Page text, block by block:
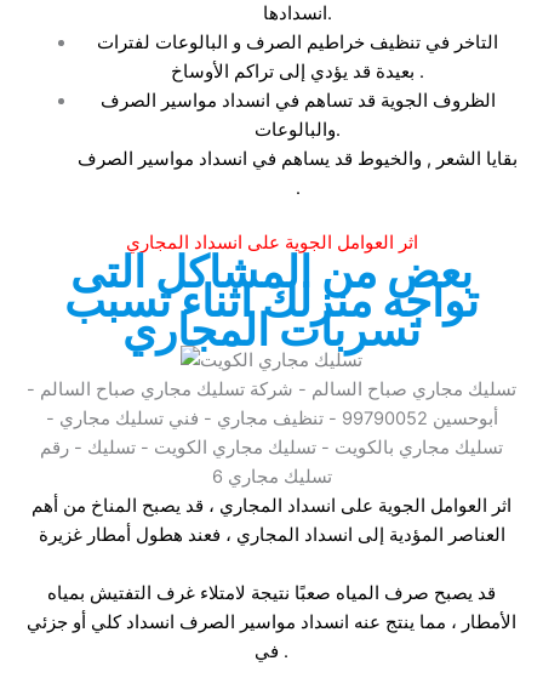
انسدادها.
التاخر في تنظيف خراطيم الصرف و البالوعات لفترات
بعيدة قد يؤدي إلى تراكم الأوساخ .
الظروف الجوية قد تساهم في انسداد مواسير الصرف
والبالوعات.
بقايا الشعر , والخيوط قد يساهم في انسداد مواسير الصرف
.
اثر العوامل الجوية على انسداد المجاري
بعض من المشاكل التى
تواجه منزلك اثناء تسبب
تسربات المجاري
تسليك مجاري صباح السالم - شركة تسليك مجاري صباح السالم -
أبوحسين 99790052 - تنظيف مجاري - فني تسليك مجاري -
تسليك مجاري بالكويت - تسليك مجاري الكويت - تسليك - رقم
تسليك مجاري 6
اثر العوامل الجوية على انسداد المجاري ، قد يصبح المناخ من أهم
العناصر المؤدية إلى انسداد المجاري ، فعند هطول أمطار غزيرة
قد يصبح صرف المياه صعبًا نتيجة لامتلاء غرف التفتيش بمياه
الأمطار ، مما ينتج عنه انسداد مواسير الصرف انسداد كلي أو جزئي
في .